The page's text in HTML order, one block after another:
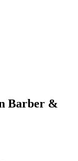
Barber &